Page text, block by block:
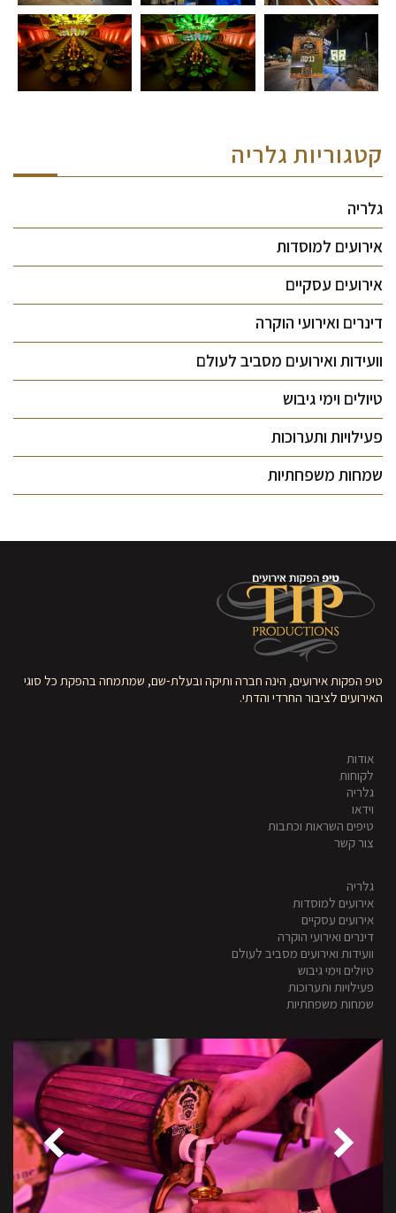
קטגוריות גלריה
גלריה
אירועים למוסדות
אירועים עסקיים
דינרים ואירועי הוקרה
וועידות ואירועים מסביב לעולם
טיולים וימי גיבוש
פעילויות ותערוכות
שמחות משפחתיות
טיפ הפקות אירועים, הינה חברה ותיקה ובעלת-שם, שמתמחה בהפקת כל סוגי
האירועים לציבור החרדי והדתי.
אודות
לקוחות
גלריה
וידאו
טיפים השראות וכתבות
צור קשר
גלריה
אירועים למוסדות
אירועים עסקיים
דינרים ואירועי הוקרה
וועידות ואירועים מסביב לעולם
טיולים וימי גיבוש
פעילויות ותערוכות
שמחות משפחתיות